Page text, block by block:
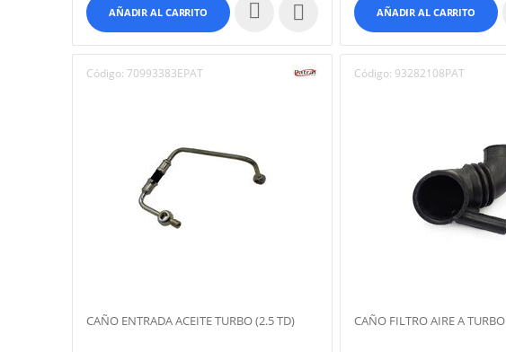
AÑADIR AL CARRITO  AÑADIR AL CARRITO
Código: 70993383EPAT
CAÑO ENTRADA ACEITE TURBO (2.5 TD)
Código: 93282108PAT
CAÑO FILTRO AIRE A TURBO